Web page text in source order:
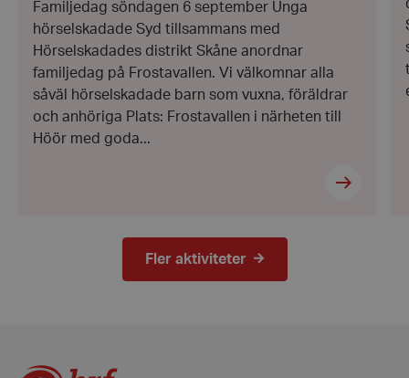
Familjedag söndagen 6 september Unga
hörselskadade Syd tillsammans med
Hörselskadades distrikt Skåne anordnar
familjedag på Frostavallen. Vi välkomnar alla
såväl hörselskadade barn som vuxna, föräldrar
och anhöriga Plats: Frostavallen i närheten till
Höör med goda...
Fler aktiviteter
hrf-popup-closed-*
Inc.
hrf.se
PHPSESSID
Google